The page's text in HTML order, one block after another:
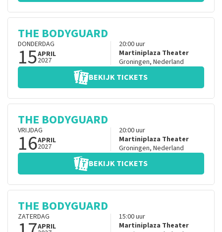
THE BODYGUARD
DONDERDAG
15APRIL
2027
20:00uur
Martiniplaza Theater
Groningen, Nederland
BEKIJK TICKETS
THE BODYGUARD
VRIJDAG
16APRIL
2027
20:00uur
Martiniplaza Theater
Groningen, Nederland
BEKIJK TICKETS
THE BODYGUARD
ZATERDAG
APRIL
15:00uur
Martiniplaza Theater